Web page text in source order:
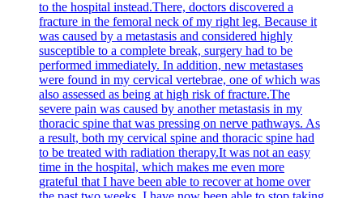
to the hospital instead.There, doctors discovered a
fracture in the femoral neck of my right leg. Because it
was caused by a metastasis and considered highly
susceptible to a complete break, surgery had to be
performed immediately. In addition, new metastases
were found in my cervical vertebrae, one of which was
also assessed as being at high risk of fracture.The
severe pain was caused by another metastasis in my
thoracic spine that was pressing on nerve pathways. As
a result, both my cervical spine and thoracic spine had
to be treated with radiation therapy.It was not an easy
time in the hospital, which makes me even more
grateful that I have been able to recover at home over